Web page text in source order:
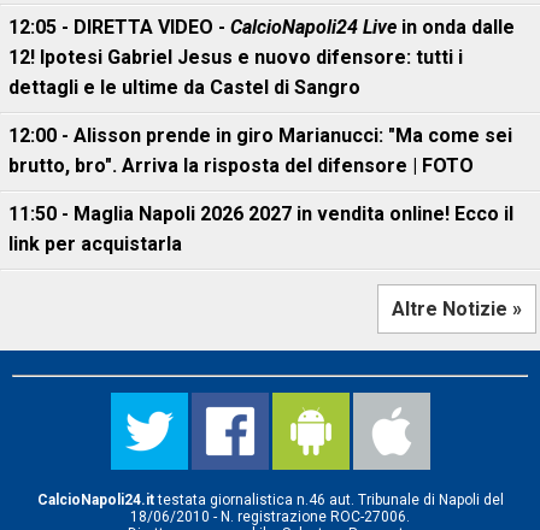
12:05 - DIRETTA VIDEO - CalcioNapoli24 Live in onda dalle
12! Ipotesi Gabriel Jesus e nuovo difensore: tutti i
dettagli e le ultime da Castel di Sangro
12:00 - Alisson prende in giro Marianucci: "Ma come sei
brutto, bro". Arriva la risposta del difensore | FOTO
11:50 - Maglia Napoli 2026 2027 in vendita online! Ecco il
link per acquistarla
Altre Notizie »
CalcioNapoli24.ittestata giornalistica n.46 aut. Tribunale di Napoli del
18/06/2010 - N. registrazione ROC-27006.